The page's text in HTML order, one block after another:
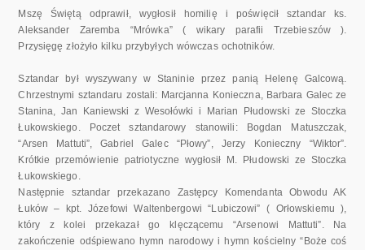
Mszę Świętą odprawił, wygłosił homilię i poświęcił sztandar ks.
Aleksander Zaremba “Mrówka” ( wikary parafii Trzebieszów ).
Przysięgę złożyło kilku przybyłych wówczas ochotników.
Sztandar był wyszywany w Staninie przez panią Helenę Galcową.
Chrzestnymi sztandaru zostali: Marcjanna Konieczna, Barbara Galec ze
Stanina, Jan Kaniewski z Wesołówki i Marian Płudowski ze Stoczka
Łukowskiego. Poczet sztandarowy stanowili: Bogdan Matuszczak,
“Arsen Mattuti”, Gabriel Galec “Płowy”, Jerzy Konieczny “Wiktor”.
Krótkie przemówienie patriotyczne wygłosił M. Płudowski ze Stoczka
Łukowskiego.
Następnie sztandar przekazano Zastępcy Komendanta Obwodu AK
Łuków – kpt. Józefowi Waltenbergowi “Lubiczowi” ( Orłowskiemu ),
który z kolei przekazał go klęczącemu “Arsenowi Mattuti”. Na
zakończenie odśpiewano hymn narodowy i hymn kościelny “Boże coś